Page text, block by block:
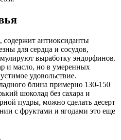
антиоксиданты
для сердца и сосудов,
выработку эндорфинов.
и масло, но в умеренных
удовольствие.
блина примерно 130-150
шоколад без сахара и
пудры, можно сделать десерт
с фруктами и ягодами это еще